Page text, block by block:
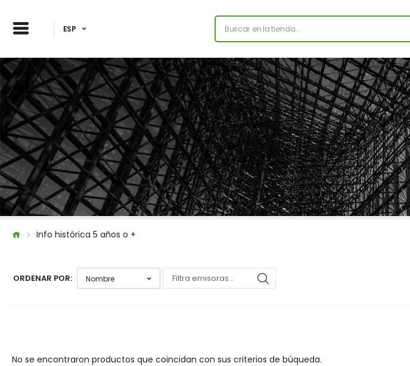
ESP
Info histórica 5 años o +
ORDENAR POR:
No se encontraron productos que coincidan con sus criterios de búqueda.